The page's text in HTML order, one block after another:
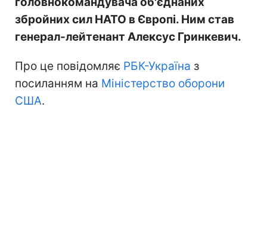
збройних сил НАТО в Європі. Ним став
генерал-лейтенант Алексус Гринкевич.
Про це повідомляє РБК-Україна з
посиланням на Міністерство оборони
США.